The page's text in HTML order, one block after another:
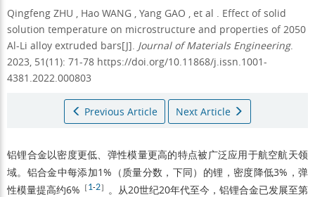
Qingfeng ZHU , Hao WANG , Yang GAO , et al . Effect of solid
solution temperature on microstructure and properties of 2050
Al-Li alloy extruded bars[J]. Journal of Materials Engineering.
2023, 51(11): 71-78 https://doi.org/10.11868/j.issn.1001-
4381.2022.000803
Previous Article Next Article
铝锂合金以密度更低、弹性模量更高的特点被广泛应用于航空航天领
域。铝合金中每添加1%（质量分数，下同）的锂，密度降低3%，弹
性模量提高约6% ［1-2］ 。从20世纪20年代至今，铝锂合金已发展至第